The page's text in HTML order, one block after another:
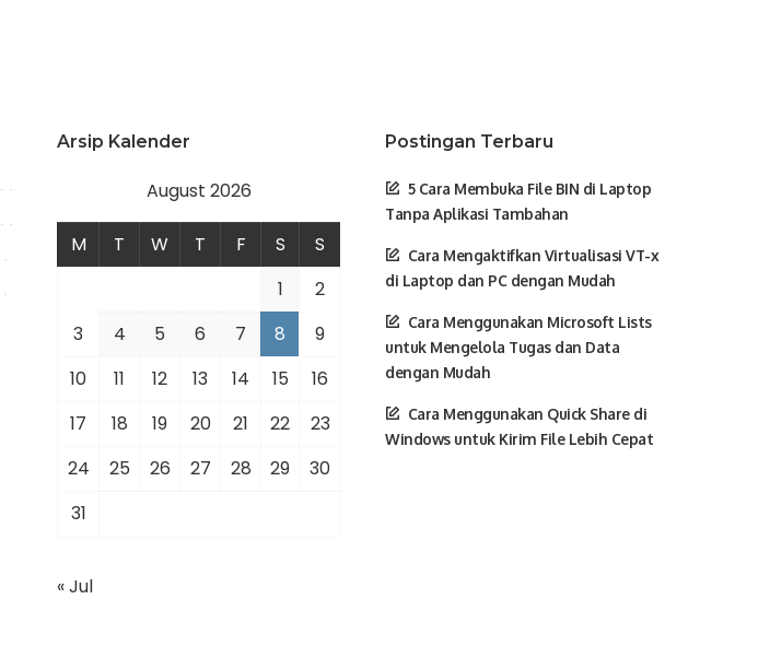
Arsip Kalender
August 2026
M T W T F S
S
1
2
3
4 5 6 7 8
9
10
11 12 13 14 15
16
17
18 19 20 21 22
23
24
25 26 27 28 29
30
31
« Jul
Postingan Terbaru
5 Cara Membuka File BIN di Laptop
Tanpa Aplikasi Tambahan
Cara Mengaktifkan Virtualisasi VT-x
di Laptop dan PC dengan Mudah
Cara Menggunakan Microsoft Lists
untuk Mengelola Tugas dan Data
dengan Mudah
Cara Menggunakan Quick Share di
Windows untuk Kirim File Lebih Cepat